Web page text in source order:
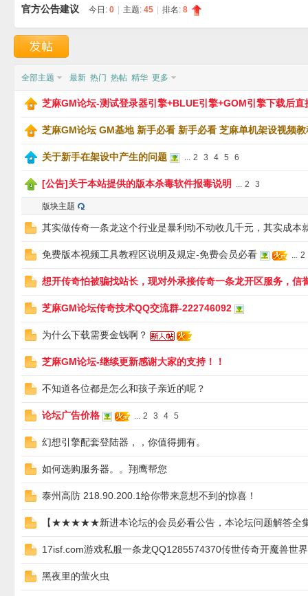
芝 »
官方公告建议 今日: 0 主题: 45 排名: 8
全部主题 最新 热门 热帖 精华 更多
芝麻GM论坛-测试登录器引擎+BLUE引擎+GOM引擎下载后直
芝麻GM论坛 GM基地 新手必看 新手必看 芝麻单机架设视频
关于新手在架设中产生的问题 ... 2 3 4 5 6
[公告]关于本站提供的版本杀毒软件报毒说明 ... 2 3
版块主题
其实做传奇一条龙这个行业是暴利动不动收几千元，其实成本
免费版本视频工具教程区说明及规定-免费会员必看 ... 2
想开传奇怕被骗找站长，现对外承接传奇一条龙开区服务，信
芝麻GM论坛传奇技术QQ交流群-222746092
为什么下载需要金钱啊？
芝麻GM论坛-继续更新感谢大家的支持！！
不知道各位都是怎么和孩子亲近的呢？
论坛广告价格 ... 2 3 4 5
幻想引擎配套登陆器，，你值得拥有。
如何选购服务器。。翔鹰帮您
泰州高防 218.90.200.1给你带来意想不到的惊喜！
【★★★★★新进本论坛的会员必看公告，本论坛问题解
17isf.com游戏私服一条龙QQ1285574370传世传奇开魔兽世
黑夜里的萤火虫